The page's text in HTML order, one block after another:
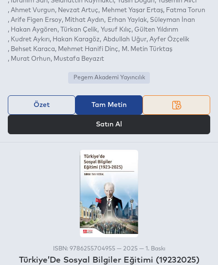
Ahmet Vurgun
Nevzat Artuç Mehmet Yaşar Ertaş
Fatma Torun
Arife Figen Ersoy
Mithat Aydın Erhan Yaylak Süleyman İnan
Hakan Aygören
Türkan Çelik Yusuf Kılıç
Gülten Yıldırım
Kudret Aykırı
Hakan Karagöz Abdullah Uğur Ayfer Özçelik
Behset Karaca
Mehmet Hanifi Dinç
M. Metin Türktaş
Murat Orhun
Mustafa Beyazıt
Pegem Akademi Yayıncılık
Özet Tam Metin
Satın Al
ISBN: 9786255704955 — 2025 — 1. Baskı
Türkiye’De Sosyal Bilgiler Eğitimi (19232025)